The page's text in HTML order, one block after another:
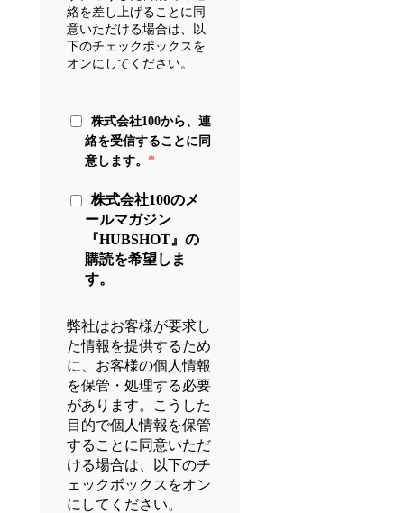
絡を差し上げることに同
意いただける場合は、以
下のチェックボックスを
オンにしてください。
株式会社100から、連
絡を受信することに同
意します。 *
株式会社100のメ
ールマガジン
『HUBSHOT』の
購読を希望しま
す。
弊社はお客様が要求し
た情報を提供するため
に、お客様の個人情報
を保管・処理する必要
があります。こうした
目的で個人情報を保管
することに同意いただ
ける場合は、以下のチ
ェックボックスをオン
にしてください。